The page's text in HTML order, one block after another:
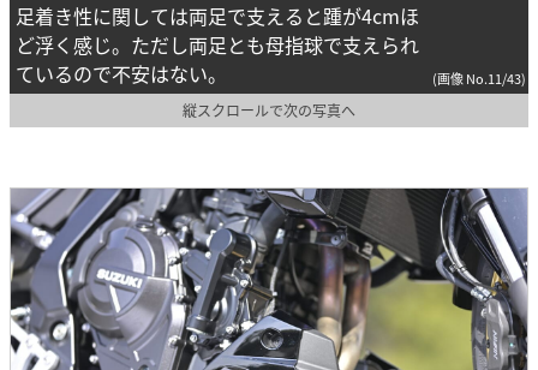
足着き性に関しては両足で支えると踵が4cmほ
ど浮く感じ。ただし両足とも母指球で支えられ
ているので不安はない。
(画像 No.11/43)
縦スクロールで次の写真へ